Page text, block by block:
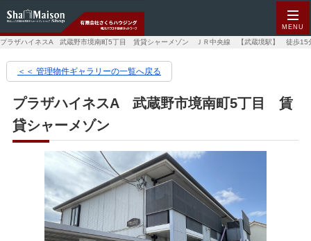
MENU
プラザハイネスA 武蔵野市境南町5丁目 賃貸シャーメゾン ＪＲ中央線 【武蔵境駅】 徒歩15
＜＜ 管理物件ギャラリーの一覧へ戻る
プラザハイネスA 武蔵野市境南町5丁目 賃
貸シャーメゾン